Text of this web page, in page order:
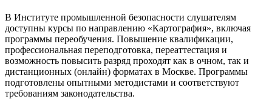
В Институте промышленной безопасности слушателям
доступны курсы по направлению «Картография», включая
программы переобучения. Повышение квалификации,
профессиональная переподготовка, переаттестация и
возможность повысить разряд проходят как в очном, так и
дистанционных (онлайн) форматах в Москве. Программы
подготовлены опытными методистами и соответствуют
требованиям законодательства.